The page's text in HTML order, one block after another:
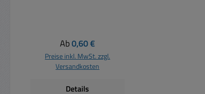
Einsatz als Netzteil-
oder Lautsprecherkupplung
Regulärer Preis:
Ab0,60 €
Preise inkl. MwSt. zzgl.
Versandkosten
Details